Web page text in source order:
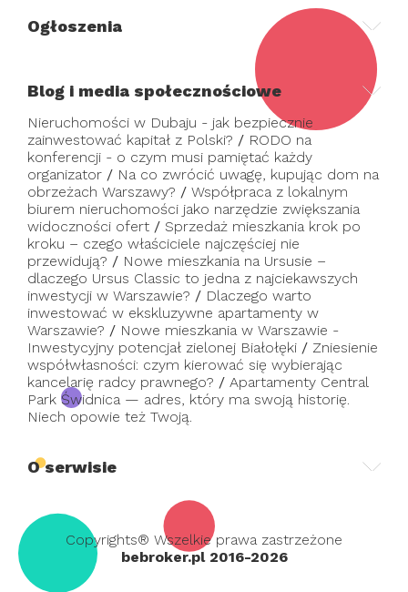
Ogłoszenia
Blog i media społecznościowe
Nieruchomości w Dubaju - jak bezpiecznie
zainwestować kapitał z Polski? / RODO na
konferencji - o czym musi pamiętać każdy
organizator / Na co zwrócić uwagę, kupując dom na
obrzeżach Warszawy? / Współpraca z lokalnym
biurem nieruchomości jako narzędzie zwiększania
widoczności ofert / Sprzedaż mieszkania krok po
kroku – czego właściciele najczęściej nie
przewidują? / Nowe mieszkania na Ursusie –
dlaczego Ursus Classic to jedna z najciekawszych
inwestycji w Warszawie? / Dlaczego warto
inwestować w ekskluzywne apartamenty w
Warszawie? / Nowe mieszkania w Warszawie -
Inwestycyjny potencjał zielonej Białołęki / Zniesienie
współwłasności: czym kierować się wybierając
kancelarię radcy prawnego? / Apartamenty Central
Park Świdnica — adres, który ma swoją historię.
Niech opowie też Twoją.
O serwisie
Copyrights® Wszelkie prawa zastrzeżone
bebroker.pl 2016-2026